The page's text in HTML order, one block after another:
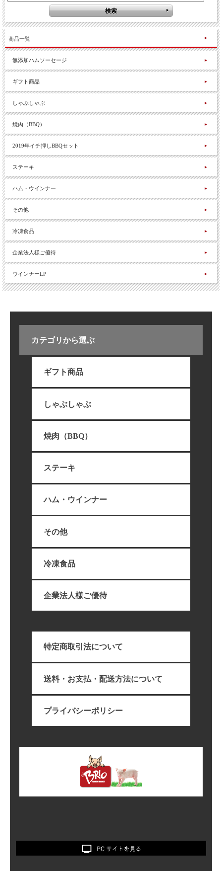
商品一覧
無添加ハムソーセージ
ギフト商品
しゃぶしゃぶ
焼肉（BBQ）
2019年イチ押しBBQセット
ステーキ
ハム・ウインナー
その他
冷凍食品
企業法人様ご優待
ウインナーLP
カテゴリから選ぶ
ギフト商品
しゃぶしゃぶ
焼肉（BBQ）
ステーキ
ハム・ウインナー
その他
冷凍食品
企業法人様ご優待
特定商取引法について
送料・お支払・配送方法について
プライバシーポリシー